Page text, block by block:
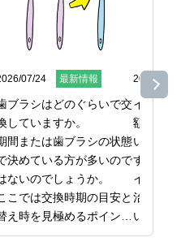
07/24 最新情報
ブラシはどのぐらいで交
していますか。
間または歯ブラシの状態
決めている方が多いので
ないのでしょうか。
こでは交換時期の目安と
え時を見極めるポイント
まとめています。
2026/07/
インプ
額にな
いとい
す。
インプ
治療で
い理由
があり